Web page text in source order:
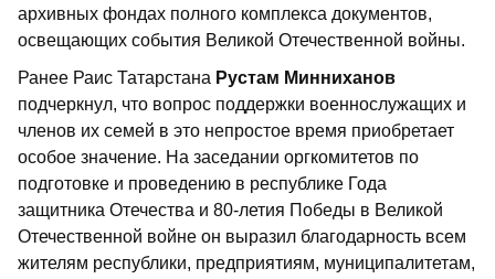
архивных фондах полного комплекса документов,
освещающих события Великой Отечественной войны.
Ранее Раис Татарстана Рустам Минниханов
подчеркнул, что вопрос поддержки военнослужащих и
членов их семей в это непростое время приобретает
особое значение. На заседании оргкомитетов по
подготовке и проведению в республике Года
защитника Отечества и 80-летия Победы в Великой
Отечественной войне он выразил благодарность всем
жителям республики, предприятиям, муниципалитетам,